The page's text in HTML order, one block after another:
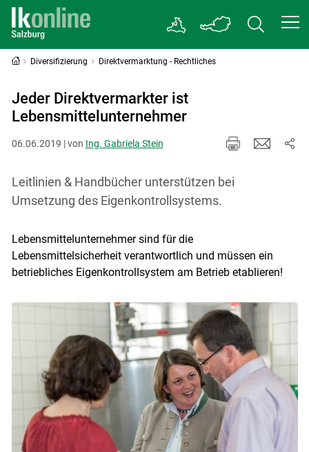
Diversifizierung Direktvermarktung - Rechtliches
Jeder Direktvermarkter ist
Lebensmittelunternehmer
06.06.2019 | von Ing. Gabriela Stein
Leitlinien & Handbücher unterstützen bei
Umsetzung des Eigenkontrollsystems.
Lebensmittelunternehmer sind für die
Lebensmittelsicherheit verantwortlich und müssen ein
betriebliches Eigenkontrollsystem am Betrieb etablieren!